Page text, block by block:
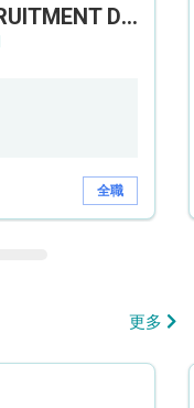
THE REPULSE BAY RECRUITMENT DAY 淺水灣影灣園人才招聘會
全職
更多